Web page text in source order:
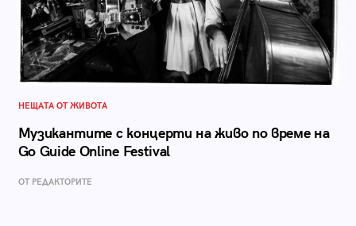
НЕЩАТА ОТ ЖИВОТА
Mузикантите с концерти на живо по време на
Go Guide Online Festival
ОТ РЕДАКТОРИТЕ